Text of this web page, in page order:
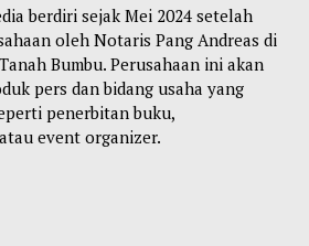
berdiri sejak Mei 2024 setelah
oleh Notaris Pang Andreas di
Bumbu. Perusahaan ini akan
pers dan bidang usaha yang
penerbitan buku,
event organizer.